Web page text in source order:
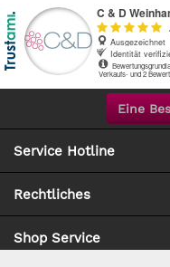
Eine
Service Hotline
Rechtliches
Shop Service